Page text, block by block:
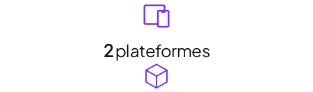
2plateformes